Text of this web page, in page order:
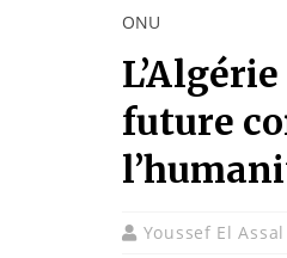
ONU
future
Youssef El Assal